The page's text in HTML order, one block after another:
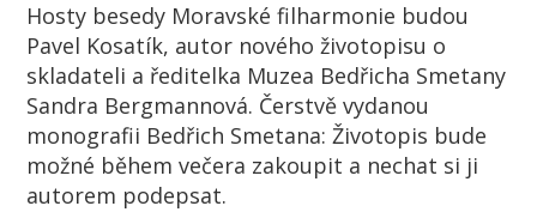
Hosty besedy Moravské filharmonie budou
Pavel Kosatík, autor nového životopisu o
skladateli a ředitelka Muzea Bedřicha Smetany
Sandra Bergmannová. Čerstvě vydanou
monografii Bedřich Smetana: Životopis bude
možné během večera zakoupit a nechat si ji
autorem podepsat.